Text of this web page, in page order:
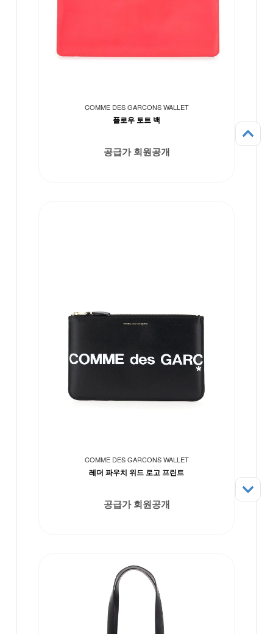
COMME DES GARCONS WALLET
플로우 토트 백
공급가 회원공개
COMME DES GARCONS WALLET
레더 파우치 위드 로고 프린트
공급가 회원공개